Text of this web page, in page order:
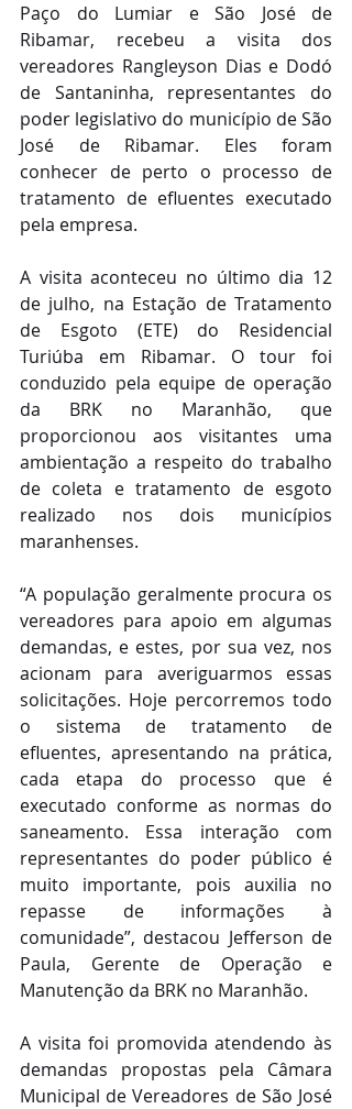
Paço do Lumiar e São José de
Ribamar, recebeu a visita dos
vereadores Rangleyson Dias e Dodó
de Santaninha, representantes do
poder legislativo do município de São
José de Ribamar. Eles foram
conhecer de perto o processo de
tratamento de efluentes executado
pela empresa.
A visita aconteceu no último dia 12
de julho, na Estação de Tratamento
de Esgoto (ETE) do Residencial
Turiúba em Ribamar. O tour foi
conduzido pela equipe de operação
da BRK no Maranhão, que
proporcionou aos visitantes uma
ambientação a respeito do trabalho
de coleta e tratamento de esgoto
realizado nos dois municípios
maranhenses.
“A população geralmente procura os
vereadores para apoio em algumas
demandas, e estes, por sua vez, nos
acionam para averiguarmos essas
solicitações. Hoje percorremos todo
o sistema de tratamento de
efluentes, apresentando na prática,
cada etapa do processo que é
executado conforme as normas do
saneamento. Essa interação com
representantes do poder público é
muito importante, pois auxilia no
repasse de informações à
comunidade”, destacou Jefferson de
Paula, Gerente de Operação e
Manutenção da BRK no Maranhão.
A visita foi promovida atendendo às
demandas propostas pela Câmara
Municipal de Vereadores de São José